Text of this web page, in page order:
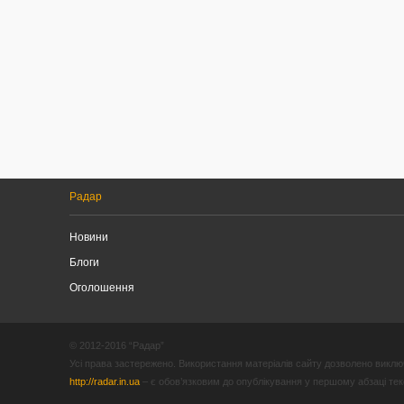
Радар
Новини
Блоги
Оголошення
© 2012-2016 “Радар”
Усі права застережено. Використання матеріалів сайту дозволено
http://radar.in.ua – є обов’язковим до опублікування у першому абзаці